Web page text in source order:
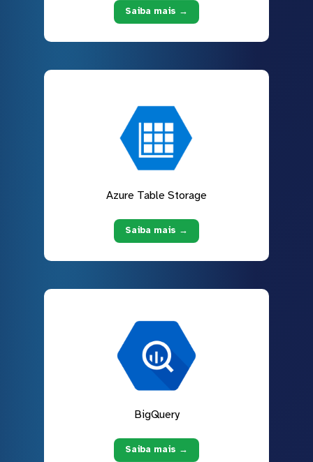
Saiba mais →
Azure Table Storage
Saiba mais →
BigQuery
Saiba mais →